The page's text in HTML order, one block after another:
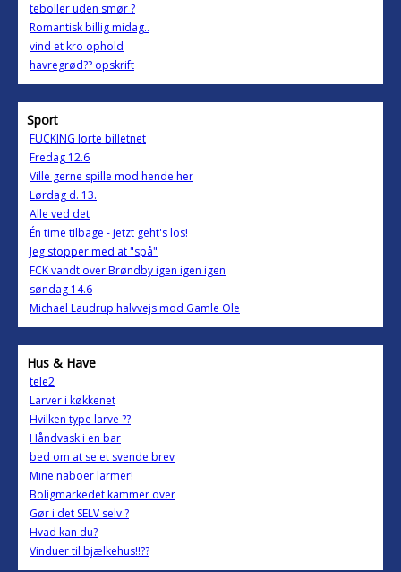
teboller uden smør ?
Romantisk billig midag..
vind et kro ophold
havregrød?? opskrift
Sport
FUCKING lorte billetnet
Fredag 12.6
Ville gerne spille mod hende her
Lørdag d. 13.
Alle ved det
Én time tilbage - jetzt geht's los!
Jeg stopper med at "spå"
FCK vandt over Brøndby igen igen igen
søndag 14.6
Michael Laudrup halvvejs mod Gamle Ole
Hus & Have
tele2
Larver i køkkenet
Hvilken type larve ??
Håndvask i en bar
bed om at se et svende brev
Mine naboer larmer!
Boligmarkedet kammer over
Gør i det SELV selv ?
Hvad kan du?
Vinduer til bjælkehus!!??